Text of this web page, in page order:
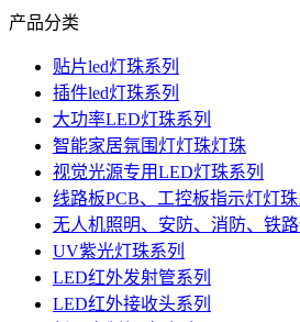
产品分类
贴片led灯珠系列
插件led灯珠系列
大功率LED灯珠系列
智能家居氛围灯灯珠灯珠
视觉光源专用LED灯珠系列
线路板PCB、工控板指示灯灯珠
无人机照明、安防、消防、铁
UV紫光灯珠系列
LED红外发射管系列
LED红外接收头系列